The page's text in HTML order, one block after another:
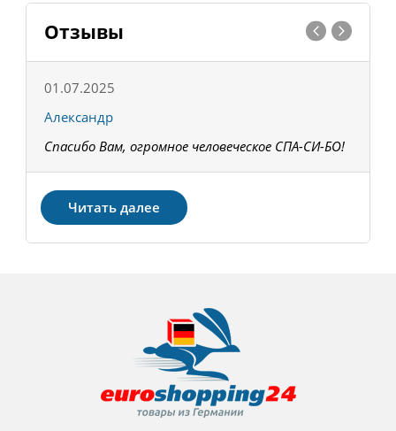
Отзывы
01.07.2025
Александр
Спасибо Вам, огромное человеческое СПА-СИ-БО!
Читать далее